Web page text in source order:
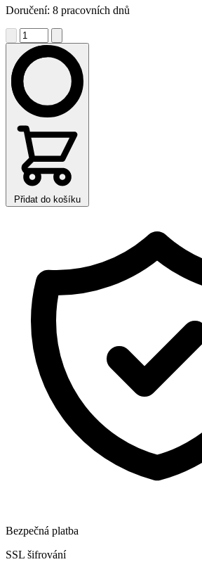
Doručení: 8 pracovních dnů
Přidat do košíku
Bezpečná platba
SSL šifrování